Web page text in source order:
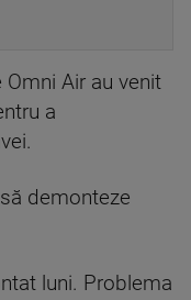
Air au venit
a
demonteze
luni. Problema